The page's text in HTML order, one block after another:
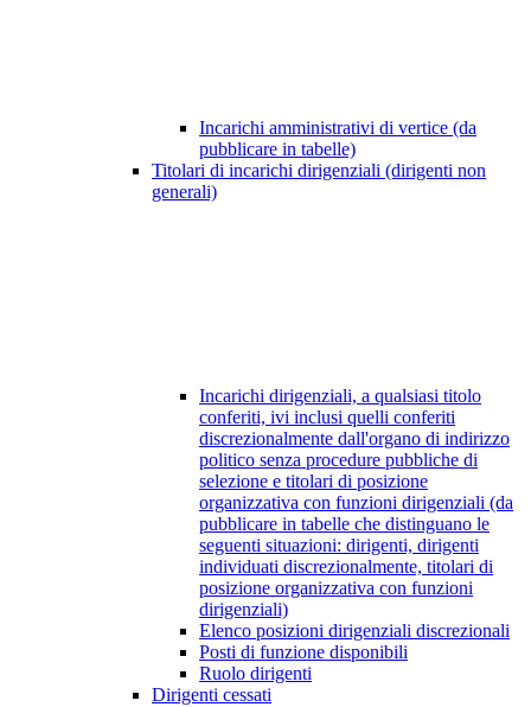
Incarichi amministrativi di vertice (da
pubblicare in tabelle)
Titolari di incarichi dirigenziali (dirigenti non
generali)
Incarichi dirigenziali, a qualsiasi titolo
conferiti, ivi inclusi quelli conferiti
discrezionalmente dall'organo di indirizzo
politico senza procedure pubbliche di
selezione e titolari di posizione
organizzativa con funzioni dirigenziali (da
pubblicare in tabelle che distinguano le
seguenti situazioni: dirigenti, dirigenti
individuati discrezionalmente, titolari di
posizione organizzativa con funzioni
dirigenziali)
Elenco posizioni dirigenziali discrezionali
Posti di funzione disponibili
Ruolo dirigenti
Dirigenti cessati